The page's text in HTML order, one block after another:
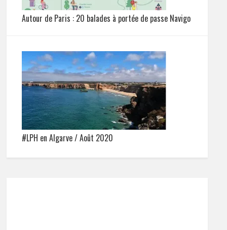
Autour de Paris : 20 balades à portée de passe Navigo
#LPH en Algarve / Août 2020